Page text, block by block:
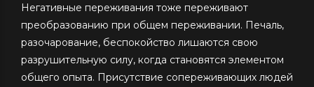
Негативные переживания тоже переживают
преобразованию при общем переживании. Печаль,
разочарование, беспокойство лишаются свою
разрушительную силу, когда становятся элементом
общего опыта. Присутствие сопереживающих людей